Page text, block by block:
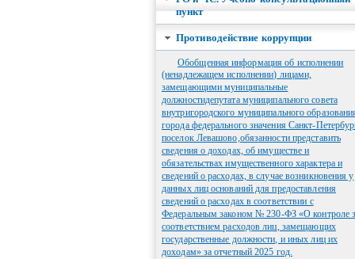
пункт
Противодействие коррупции
Обобщенная информация об исполнении
(ненадлежащем исполнении) лицами,
замещающими муниципальные
должностидепутата муниципального совета
внутригородского муниципального
города федерального значения Санкт-
поселок Левашово,обязанности представить
сведения о доходах, об имуществе и
обязательствах имущественного характера и
сведений о расходах, в случае возникновения у
данных лиц оснований для предоставления
сведений о расходах в соответствии с
Федеральным законом № 230-ФЗ «О контроле
соответствием расходов лиц, замещающих
государственные должности, и иных лиц их
доходам» за отчетный 2025 год.